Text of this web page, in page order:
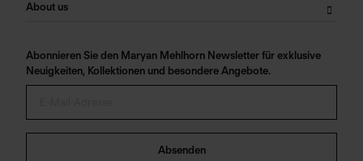
About us
Abonnieren Sie den Maryan Mehlhorn Newsletter für exklusive
Neuigkeiten, Kollektionen und besondere Angebote.
Absenden